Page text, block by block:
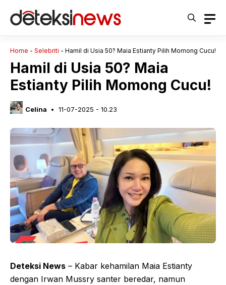
Home - Selebriti - Hamil di Usia 50? Maia Estianty Pilih Momong Cucu!
Hamil di Usia 50? Maia
Estianty Pilih Momong Cucu!
Celina 11-07-2025 - 10.23
Deteksi News – Kabar kehamilan Maia Estianty
dengan Irwan Mussry santer beredar, namun